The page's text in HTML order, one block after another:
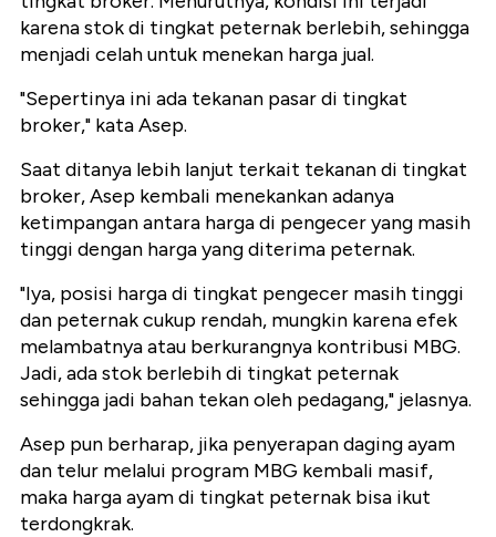
karena stok di tingkat peternak berlebih, sehingga
menjadi celah untuk menekan harga jual.
"Sepertinya ini ada tekanan pasar di tingkat
broker," kata Asep.
Saat ditanya lebih lanjut terkait tekanan di tingkat
broker, Asep kembali menekankan adanya
ketimpangan antara harga di pengecer yang masih
tinggi dengan harga yang diterima peternak.
"Iya, posisi harga di tingkat pengecer masih tinggi
dan peternak cukup rendah, mungkin karena efek
melambatnya atau berkurangnya kontribusi MBG.
Jadi, ada stok berlebih di tingkat peternak
sehingga jadi bahan tekan oleh pedagang," jelasnya.
Asep pun berharap, jika penyerapan daging ayam
dan telur melalui program MBG kembali masif,
maka harga ayam di tingkat peternak bisa ikut
terdongkrak.